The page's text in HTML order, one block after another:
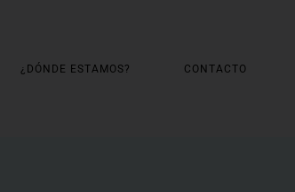
¿DÓNDE ESTAMOS? CONTACTO